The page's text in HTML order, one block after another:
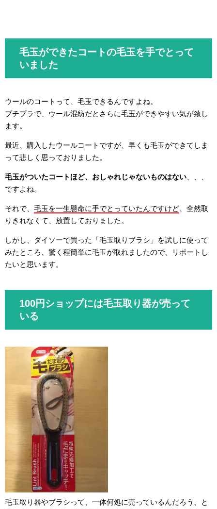
毛玉ができたコートの毛玉を手でとって
いました
ウールのコートって、毛玉できるんですよね。
プチプラで、ウール混紡だとさらに毛玉ができやすい気が致し
ます。
最近、購入したウールコートですが、早くも毛玉ができてしま
って悲しく思っておりました。
毛玉がついたコートほど、おしゃれじゃないものはない、、、
ですよね。
それで、 毛玉を一生懸命に手でとっていたんですけど、全然取
りきれなくて、放置しておりました。
しかし、ダイソーで買った「毛玉取りブラシ」を試しに使って
みたところ、驚く程簡単に毛玉が取れましたので、リポートし
たいと思います。
100円ショップには毛玉取り器が売って
いる
毛玉取り器やブラシって、一体何処に売っているんだろう、と